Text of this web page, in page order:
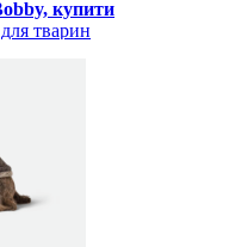
купити
тварин